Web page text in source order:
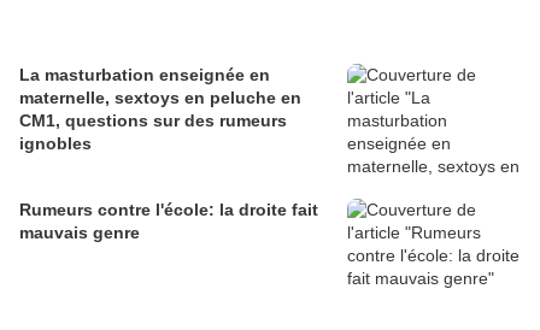
La masturbation enseignée en
maternelle, sextoys en peluche en
CM1, questions sur des rumeurs
ignobles
Rumeurs contre l'école: la droite fait
mauvais genre